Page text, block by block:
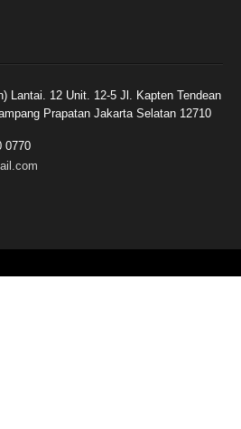
Lantai. 12 Unit. 12-5 Jl. Kapten Tendean
Prapatan Jakarta Selatan 12710
0770